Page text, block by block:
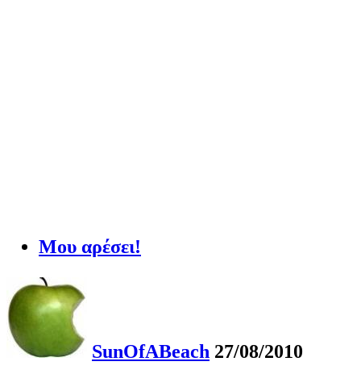
Μου αρέσει!
SunOfABeach 27/08/2010